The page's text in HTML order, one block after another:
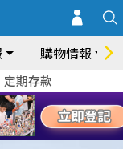
購物情報
定期存款